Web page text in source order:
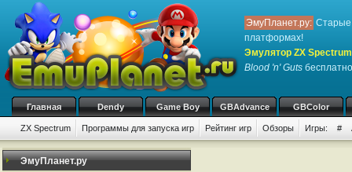
ЭмуПланет.ру: Старые
платформах!
Эмулятор ZX
Blood 'n' Guts
Главная Dendy Game Boy GBAdvance GBColor
ZX Spectrum Программы для запуска игр Рейтинг игр Обзоры Игры: #
ЭмуПланет.ру